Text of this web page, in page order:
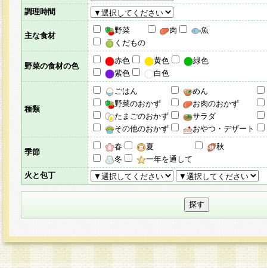
調理時間
主な食材
野菜 肉
魚
くだもの
野菜の食材の色
赤色 黄色
緑色
紫色
白色
種類
ごはん
めん
野菜のおかず
お肉のおかず
たまごのおかず
サラダ
その他のおかず
おやつ・デザート
季節
春 夏
秋
冬
一年を通して
火と包丁